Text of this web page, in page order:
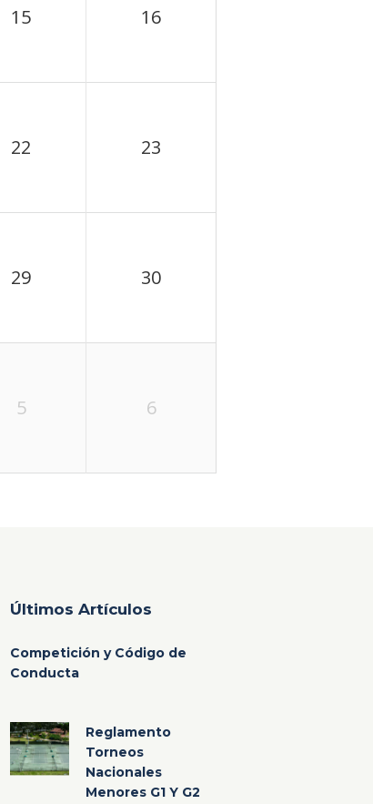
15 16
22 23
29 30
5 6
Últimos Artículos
Competición y Código de
Conducta
Reglamento
Torneos
Nacionales
Menores G1 Y G2